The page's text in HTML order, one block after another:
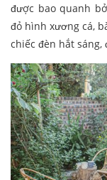
được bao quanh
đỏ hình xương cá,
chiếc đèn hắt